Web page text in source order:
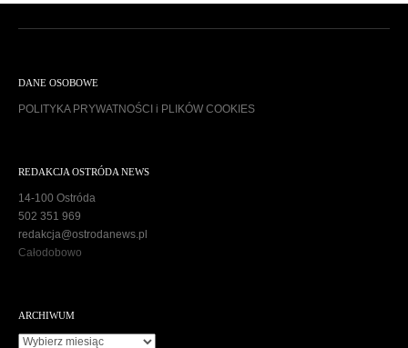
DANE OSOBOWE
POLITYKA PRYWATNOŚCI i PLIKÓW COOKIES
REDAKCJA OSTRÓDA NEWS
14-100 Ostróda
502 351 969
redakcja@ostrodanews.pl
Całodobowo
ARCHIWUM
A